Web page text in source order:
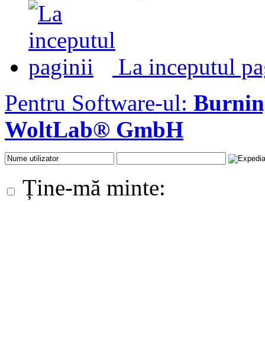
La inceputul
Pentru Software-ul:
WoltLab® GmbH
Ține-mă minte: